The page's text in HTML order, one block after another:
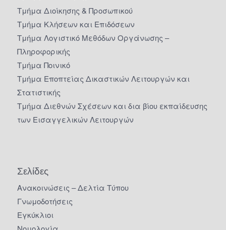
Τμήμα Διοίκησης & Προσωπικού
Τμήμα Κλήσεων και Επιδόσεων
Τμήμα Λογιστικό Μεθόδων Οργάνωσης –
Πληροφορικής
Τμήμα Ποινικό
Τμήμα Εποπτείας Δικαστικών Λειτουργών και
Στατιστικής
Τμήμα Διεθνών Σχέσεων και δια βίου εκπαίδευσης
των Εισαγγελικών Λειτουργών
Σελίδες
Ανακοινώσεις – Δελτία Τύπου
Γνωμοδοτήσεις
Εγκύκλιοι